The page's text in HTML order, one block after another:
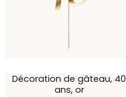
Décoration de gâteau, 40
ans, or